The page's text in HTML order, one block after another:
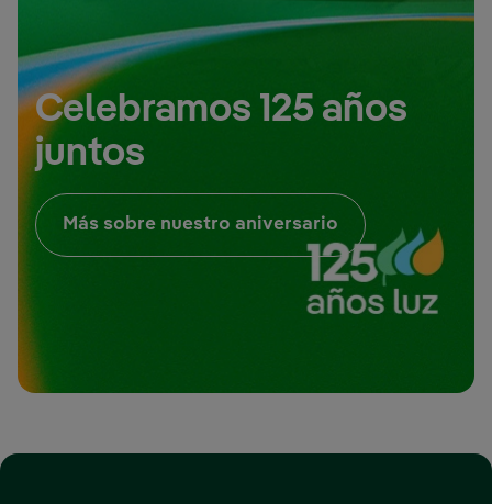
Celebramos 125 años
juntos
Más sobre nuestro aniversario Enlace externo,